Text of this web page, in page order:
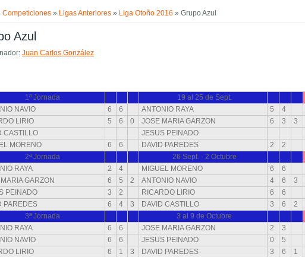
Competiciones » Ligas Anteriores » Liga Otoño 2016 » Grupo Azul
Azul
Juan Carlos González
1ª Jornada 19 al 25 de Sept.
NAVIO
6 6 ANTONIO RAYA 5
4
LIRIO
5 6 0 JOSE MARIA GARZON 6 3
3
CASTILLO
JESUS PEINADO
MORENO
6 6 DAVID PAREDES 2
2
2ª Jornada
26 Sept. - 2 Octubre
RAYA
2 4 MIGUEL MORENO 6
6
GARZON
6 5 2 ANTONIO NAVIO 4 6
3
PEINADO
3 2 RICARDO LIRIO 6 6
PAREDES
6 4 3 DAVID CASTILLO 3 6
2
3ª Jornada
3 al 9 de Octubre
RAYA
6 6 JOSE MARIA GARZON 2
3
NAVIO
6 6 JESUS PEINADO 0
5
LIRIO
6 1 3 DAVID PAREDES 3 6
1